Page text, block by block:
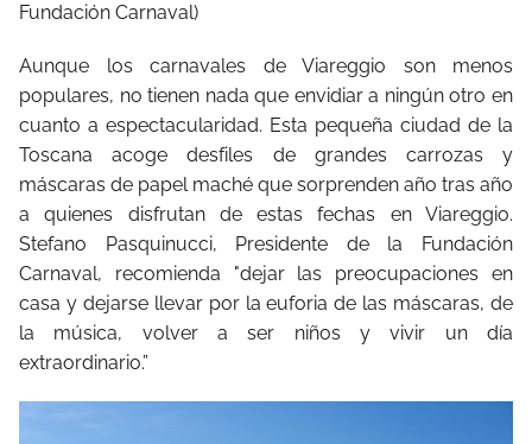
Fundación Carnaval)
Aunque los carnavales de Viareggio son menos
populares, no tienen nada que envidiar a ningún otro en
cuanto a espectacularidad. Esta pequeña ciudad de la
Toscana acoge desfiles de grandes carrozas y
máscaras de papel maché que sorprenden año tras año
a quienes disfrutan de estas fechas en Viareggio.
Stefano Pasquinucci, Presidente de la Fundación
Carnaval, recomienda "dejar las preocupaciones en
casa y dejarse llevar por la euforia de las máscaras, de
la música, volver a ser niños y vivir un día
extraordinario.”